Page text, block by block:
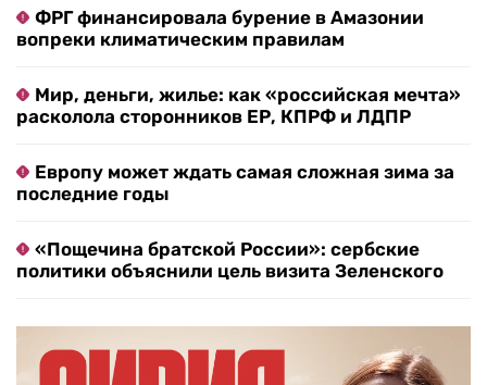
ФРГ финансировала бурение в Амазонии
вопреки климатическим правилам
Мир, деньги, жилье: как «российская мечта»
расколола сторонников ЕР, КПРФ и ЛДПР
Европу может ждать самая сложная зима за
последние годы
«Пощечина братской России»: сербские
политики объяснили цель визита Зеленского